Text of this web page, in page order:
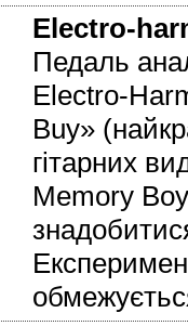
Electro-
Педаль
Electro-
Buy»
гітарних
Memory